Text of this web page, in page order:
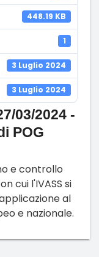
448.19 KB
1
3 Luglio 2024
3 Luglio 2024
03/2024 -
POG
e controllo
cui l'IVASS si
al
e nazionale.